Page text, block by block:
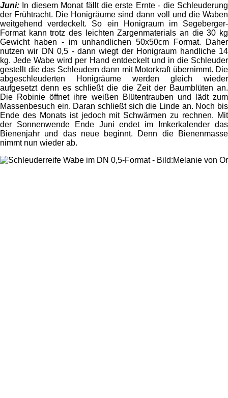
Juni: In diesem Monat fällt die erste Ernte - die Schleuderung
der Frühtracht. Die Honigräume sind dann voll und die Waben
weitgehend verdeckelt. So ein Honigraum im Segeberger-
Format kann trotz des leichten Zargenmaterials an die 30 kg
Gewicht haben - im unhandlichen 50x50cm Format. Daher
nutzen wir DN 0,5 - dann wiegt der Honigraum handliche 14
kg. Jede Wabe wird per Hand entdeckelt und in die Schleuder
gestellt die das Schleudern dann mit Motorkraft übernimmt. Die
abgeschleuderten Honigräume werden gleich wieder
aufgesetzt denn es schließt die die Zeit der Baumblüten an.
Die Robinie öffnet ihre weißen Blütentrauben und lädt zum
Massenbesuch ein. Daran schließt sich die Linde an. Noch bis
Ende des Monats ist jedoch mit Schwärmen zu rechnen. Mit
der Sonnenwende Ende Juni endet im Imkerkalender das
Bienenjahr und das neue beginnt. Denn die Bienenmasse
nimmt nun wieder ab.